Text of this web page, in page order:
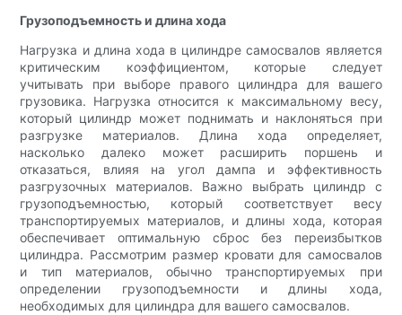
Грузоподъемность и длина хода
Нагрузка и длина хода в цилиндре самосвалов является
критическим коэффициентом, которые следует
учитывать при выборе правого цилиндра для вашего
грузовика. Нагрузка относится к максимальному весу,
который цилиндр может поднимать и наклоняться при
разгрузке материалов. Длина хода определяет,
насколько далеко может расширить поршень и
отказаться, влияя на угол дампа и эффективность
разгрузочных материалов. Важно выбрать цилиндр с
грузоподъемностью, который соответствует весу
транспортируемых материалов, и длины хода, которая
обеспечивает оптимальную сброс без переизбытков
цилиндра. Рассмотрим размер кровати для самосвалов
и тип материалов, обычно транспортируемых при
определении грузоподъемности и длины хода,
необходимых для цилиндра для вашего самосвалов.